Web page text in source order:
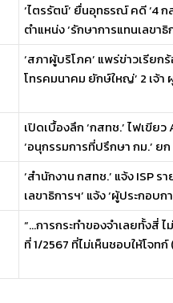
‘ไตรรัตน์’ ยื่นอุทธรณ์ คดี ‘4
ตำแหน่ง ‘รักษาการแทนเลขา
‘สภาผู้บริโภค’ แพร่ข่าวเรียก
โทรคมนาคม ยักษ์ใหญ่’ 2 เจ้า
เปิดเบื้องลึก ‘กสทช.’ ไฟเขี
‘อนุกรรมการที่ปรึกษา กม.’ ย
‘สำนักงาน กสทช.’ แจ้ง ISP
เลขาธิการฯ’ แจ้ง ‘ผู้ประกอ
“…การกระทำของจำเลยทั้งสี่
ที่ 1/2567 ที่ไม่เห็นชอบให้โจท